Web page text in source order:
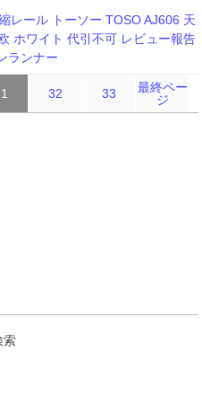
レール トーソー TOSO AJ606 天
ホワイト 代引不可 レビュー報告
ランナー
32 33
最終ペー
ジ
索